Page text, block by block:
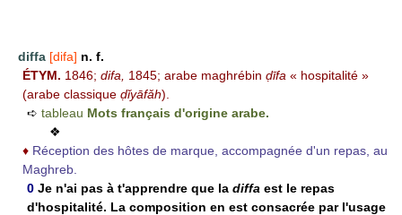
diffa [difa] n. f.
ÉTYM. 1846; difa, 1845; arabe maghrébin ḍīfa « hospitalité »
(arabe classique ḍǐyāfǎh).
➪ tableau Mots français d'origine arabe.
❖
♦ Réception des hôtes de marque, accompagnée d'un repas, au
Maghreb.
0 Je n'ai pas à t'apprendre que la diffa est le repas
d'hospitalité. La composition en est consacrée par l'usage